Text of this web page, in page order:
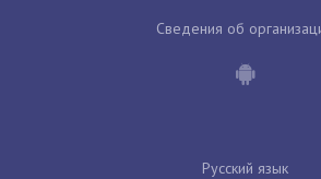
Сведения об
Русский язык